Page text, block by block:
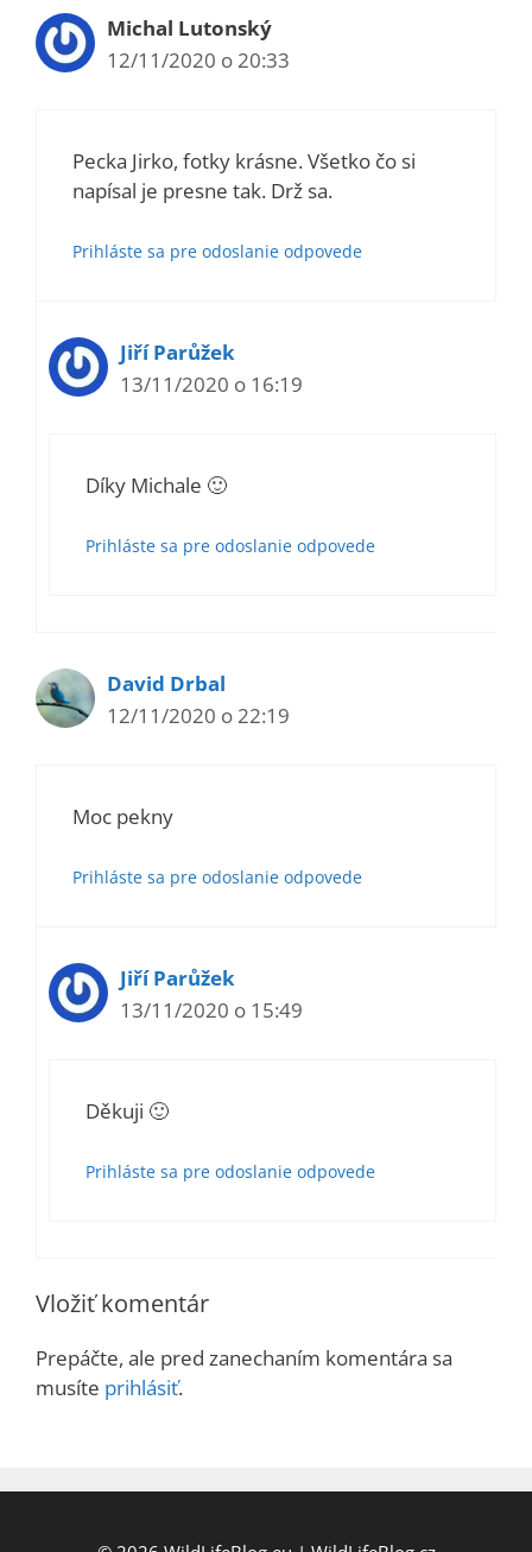
Michal Lutonský
12/11/2020 o 20:33
Pecka Jirko, fotky krásne. Všetko čo si
napísal je presne tak. Drž sa.
Prihláste sa pre odoslanie odpovede
Jiří Parůžek
13/11/2020 o 16:19
Díky Michale 🙂
Prihláste sa pre odoslanie odpovede
David Drbal
12/11/2020 o 22:19
Moc pekny
Prihláste sa pre odoslanie odpovede
Jiří Parůžek
13/11/2020 o 15:49
Děkuji 🙂
Prihláste sa pre odoslanie odpovede
Vložiť komentár
Prepáčte, ale pred zanechaním komentára sa
musíte prihlásiť.